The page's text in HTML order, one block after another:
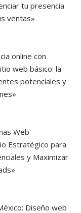
tu presencia
ventas»
online con
web básico: la
potenciales y
Web
Estratégico para
y Maximizar
Diseño web